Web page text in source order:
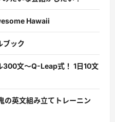
Hawaii
ブック
300文〜Q-Leap式！ 1日10文
の英文組み立てトレーニン